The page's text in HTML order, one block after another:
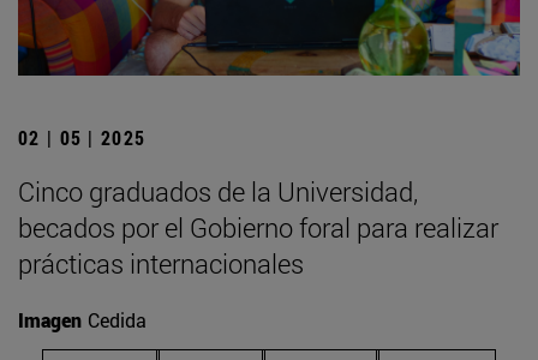
02 | 05 | 2025
Cinco graduados de la Universidad,
becados por el Gobierno foral para realizar
prácticas internacionales
Imagen Cedida